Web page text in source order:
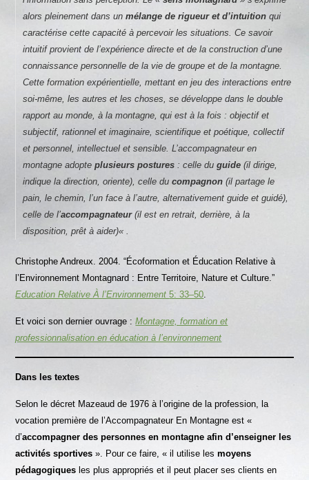
alors pleinement dans unmélange de rigueur et d’intuition qui
caractérise cette capacité à percevoir les situations. Ce savoir
intuitif provient de l’expérience directe et de la construction d’une
connaissance personnelle de la vie de groupe et de la montagne.
Cette formation expérientielle, mettant en jeu des interactions entre
soi-même, les autres et les choses, se développe dans le double
rapport au monde, à la montagne, qui est à la fois : objectif et
subjectif, rationnel et imaginaire, scientifique et poétique, collectif
et personnel, intellectuel et sensible. L’accompagnateur en
montagne adopteplusieurs postures : celle duguide (il dirige,
indique la direction, oriente), celle ducompagnon (il partage le
pain, le chemin, l’un face à l’autre, alternativement guide et guidé),
celle de l’accompagnateur(il est en retrait, derrière, à la
disposition, prêt à aider)« .
Christophe Andreux. 2004. “Écoformation et Éducation Relative à
l’Environnement Montagnard : Entre Territoire, Nature et Culture.”
Education Relative À l’Environnement5: 33–50
Et voici son dernier ouvrage :Montagne, formation et
professionnalisation en éducation à l’environnement
Dans les textes
Selon le décret Mazeaud de 1976 à l’origine de la profession, la
vocation première de l’Accompagnateur En Montagne est «
d’accompagner des personnes en montagne afin d’enseigner les
activités sportives ». Pour ce faire, « il utilise lesmoyens
pédagogiques les plus appropriés et il peut placer ses clients en